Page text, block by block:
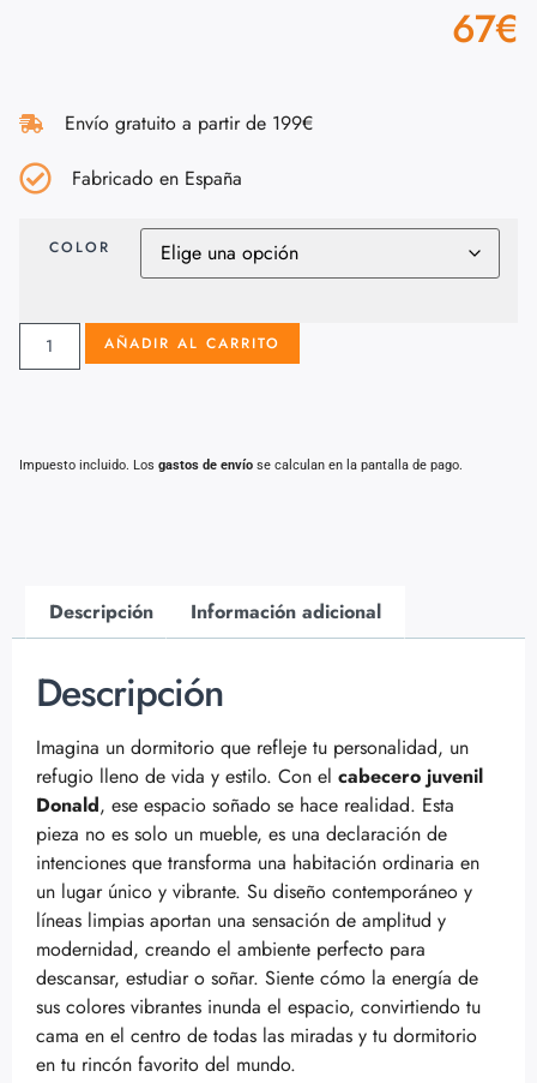
67€
Envío gratuito a partir de 199€
Fabricado en España
COLOR
AÑADIR AL CARRITO
Impuesto incluido. Los gastos de envío se calculan en la pantalla de pago.
Descripción Información adicional
Descripción
Imagina un dormitorio que refleje tu personalidad, un
refugio lleno de vida y estilo. Con el cabecero juvenil
Donald, ese espacio soñado se hace realidad. Esta
pieza no es solo un mueble, es una declaración de
intenciones que transforma una habitación ordinaria en
un lugar único y vibrante. Su diseño contemporáneo y
líneas limpias aportan una sensación de amplitud y
modernidad, creando el ambiente perfecto para
descansar, estudiar o soñar. Siente cómo la energía de
sus colores vibrantes inunda el espacio, convirtiendo tu
cama en el centro de todas las miradas y tu dormitorio
en tu rincón favorito del mundo.